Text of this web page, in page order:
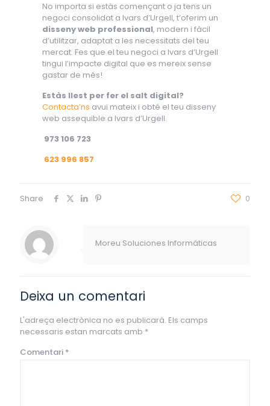
No importa si estàs començant o ja tens un
negoci consolidat a Ivars d’Urgell, t’oferim un
disseny web professional, modern i fàcil
d’utilitzar, adaptat a les necessitats del teu
mercat. Fes que el teu negoci a Ivars d’Urgell
tingui l’impacte digital que es mereix sense
gastar de més!
Estàs llest per fer el salt digital?
Contacta’ns avui mateix i obté el teu disseny
web assequible a Ivars d’Urgell.
973 106 723
623 996 857
Share 0
Moreu Soluciones Informáticas
Deixa un comentari
L'adreça electrònica no es publicarà. Els camps
necessaris estan marcats amb *
Comentari *